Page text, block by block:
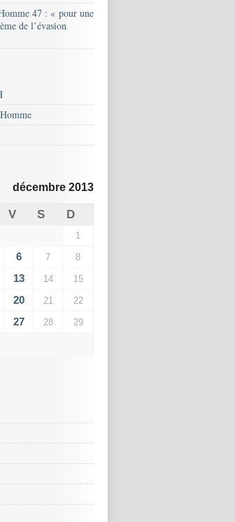
47 : « pour une
de l’évasion
décembre 2013
V S D
1
6 7 8
13 14 15
20 21 22
27 28 29